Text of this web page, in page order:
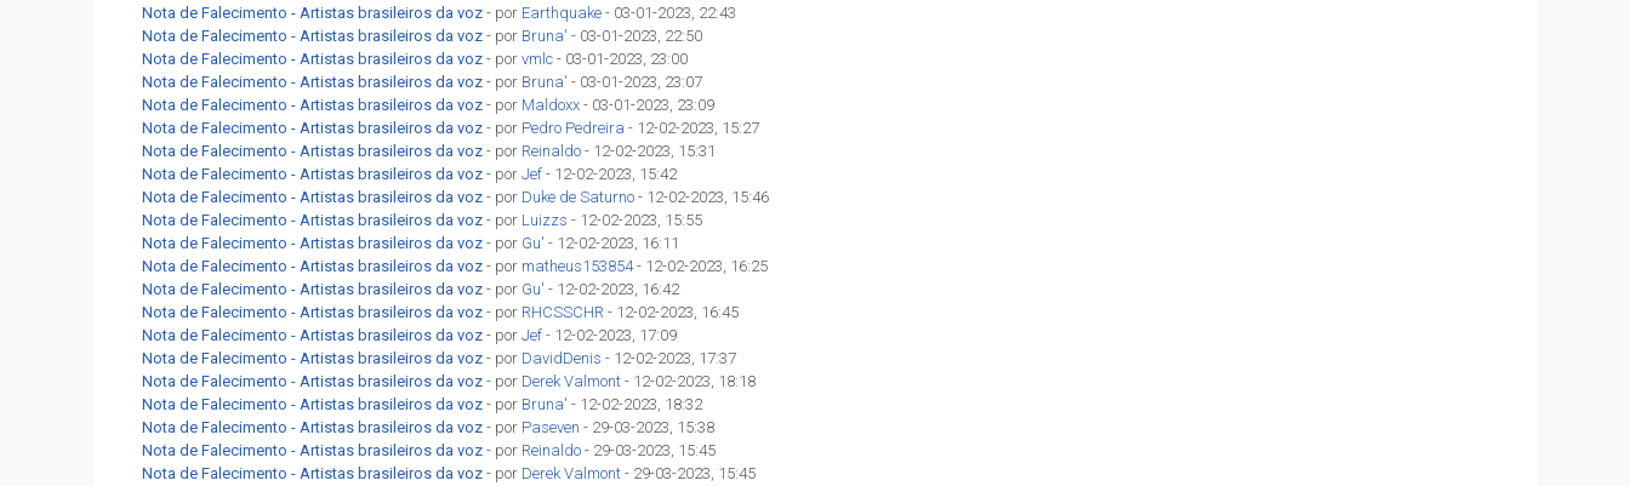
Nota de Falecimento - Artistas brasileiros da voz - por Earthquake - 03-01-2023, 22:43
Nota de Falecimento - Artistas brasileiros da voz - por Bruna' - 03-01-2023, 22:50
Nota de Falecimento - Artistas brasileiros da voz - porvmlc - 03-01-2023, 23:00
Nota de Falecimento - Artistas brasileiros da voz - por Bruna' - 03-01-2023, 23:07
Nota de Falecimento - Artistas brasileiros da voz - por Maldoxx - 03-01-2023, 23:09
Nota de Falecimento - Artistas brasileiros da voz - por Pedro Pedreira - 12-02-2023, 15:27
Nota de Falecimento - Artistas brasileiros da voz - por Reinaldo - 12-02-2023, 15:31
Nota de Falecimento - Artistas brasileiros da voz - porJef - 12-02-2023, 15:42
Nota de Falecimento - Artistas brasileiros da voz - por Duke de Saturno - 12-02-2023, 15:46
Nota de Falecimento - Artistas brasileiros da voz - por Luizzs - 12-02-2023, 15:55
Nota de Falecimento - Artistas brasileiros da voz - por Gu' - 12-02-2023, 16:11
Nota de Falecimento - Artistas brasileiros da voz - por matheus153854- 12-02-2023, 16:25
Nota de Falecimento - Artistas brasileiros da voz - por Gu' - 12-02-2023, 16:42
Nota de Falecimento - Artistas brasileiros da voz - por RHCSSCHR - 12-02-2023, 16:45
Nota de Falecimento - Artistas brasileiros da voz - porJef - 12-02-2023, 17:09
Nota de Falecimento - Artistas brasileiros da voz - por DavidDenis - 12-02-2023, 17:37
Nota de Falecimento - Artistas brasileiros da voz - por Derek Valmont - 12-02-2023, 18:18
Nota de Falecimento - Artistas brasileiros da voz - por Bruna' - 12-02-2023, 18:32
Nota de Falecimento - Artistas brasileiros da voz - por Paseven - 29-03-2023, 15:38
Nota de Falecimento - Artistas brasileiros da voz - por Reinaldo - 29-03-2023, 15:45
Nota de Falecimento - Artistas brasileiros da voz - por Derek Valmont - 29-03-2023, 15:45